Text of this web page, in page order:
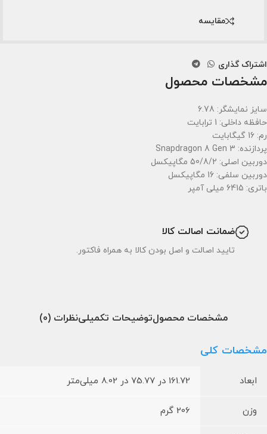
مقایسه
اشتراک گذاری
مشخصات محصول
سایز نمایشگر: 6.78
حافظه داخلی: 1 ترابایت
رم: 16 گیگابایت
پردازنده: Snapdragon 8 Gen 3
دوربین اصلی: 50/8/2 مگاپیکسل
دوربین سلفی: 16 مگاپیکسل
باتری: 6415 میلی آمپر
ضمانت اصالت کالا
تایید اصالت و اصل بودن کالا به همراه فاکتور.
مشخصات محصولتوضیحات تکمیلینظرات (0)
مشخصات کلی
ابعاد 161.72 در 75.77 در 8.02 میلی‌متر
وزن 206 گرم